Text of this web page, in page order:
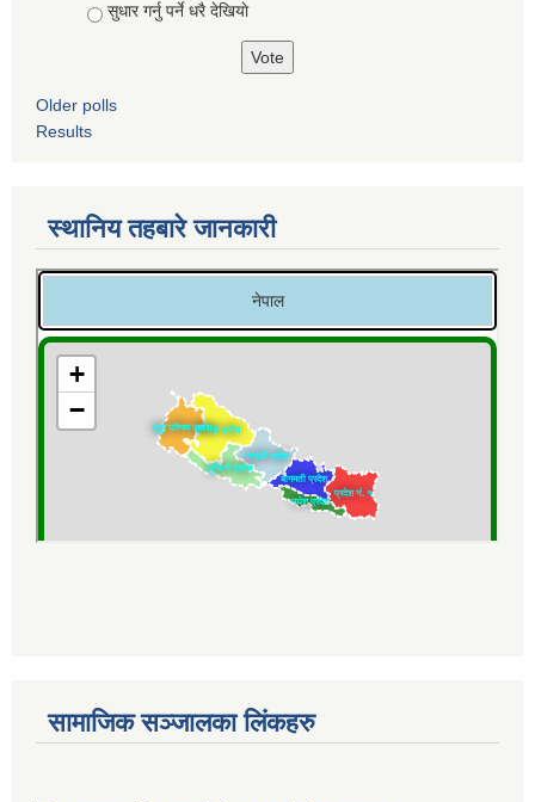
सुधार गर्नु पर्ने धरै देखियाे
Older polls
Results
स्थानिय तहबारे जानकारी
सामाजिक सञ्जालका लिंकहरु